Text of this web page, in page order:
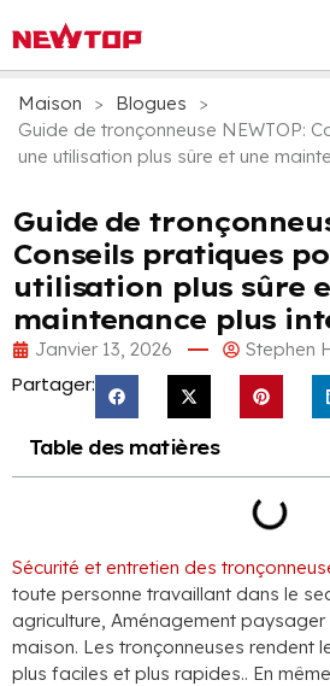
Maison > Blogues
>
Guide de tronçonneuse NEWTOP:
une utilisation plus sûre et une
Guide de
Conseils pratiques
utilisation plus sûre
maintenance plus
Janvier 13, 2026 Stephen
Partager:
Table des matières
Sécurité et entretien des
toute personne travaillant dans le
agriculture, Aménagement
maison. Les tronçonneuses rendent
plus faciles et plus rapides.. En